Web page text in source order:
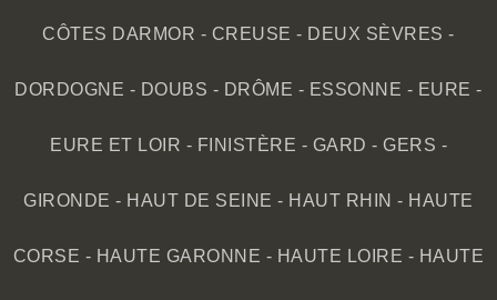
CÔTES DARMOR - CREUSE - DEUX SÈVRES -
DORDOGNE - DOUBS - DRÔME - ESSONNE - EURE -
EURE ET LOIR - FINISTÈRE - GARD - GERS -
GIRONDE - HAUT DE SEINE - HAUT RHIN - HAUTE
CORSE - HAUTE GARONNE - HAUTE LOIRE - HAUTE